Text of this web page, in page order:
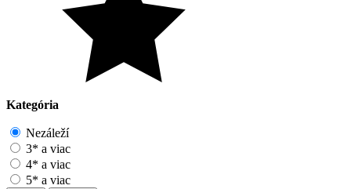
Kategória
Nezáleží
3* a viac
4* a viac
5* a viac